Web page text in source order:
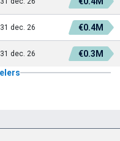
31 dec. 26 €0.4M
31 dec. 26
€0.3M